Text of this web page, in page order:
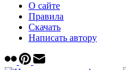
О сайте
Правила
Скачать
Написать автору